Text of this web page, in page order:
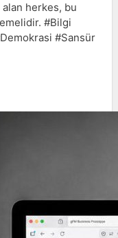
alan herkes, bu
#Bilgi
#Sansür